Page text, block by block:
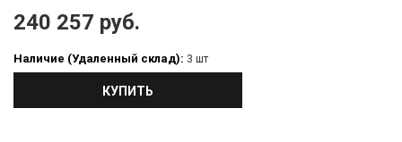
240 257 руб.
Наличие (Удаленный склад): 3 шт
КУПИТЬ